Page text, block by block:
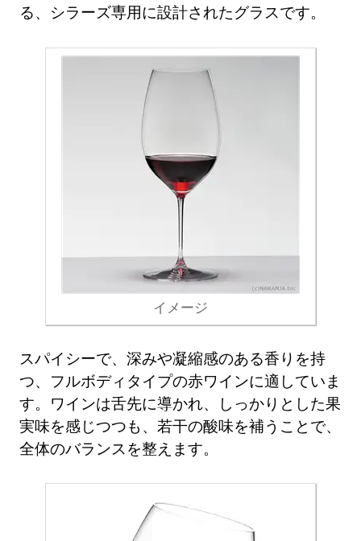
る、シラーズ専用に設計されたグラスです。
イメージ
スパイシーで、深みや凝縮感のある香りを持
つ、フルボディタイプの赤ワインに適していま
す。ワインは舌先に導かれ、しっかりとした果
実味を感じつつも、若干の酸味を補うことで、
全体のバランスを整えます。